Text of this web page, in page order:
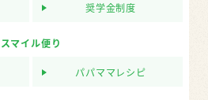
奨学金制度
スマイル便り
パパママレシピ